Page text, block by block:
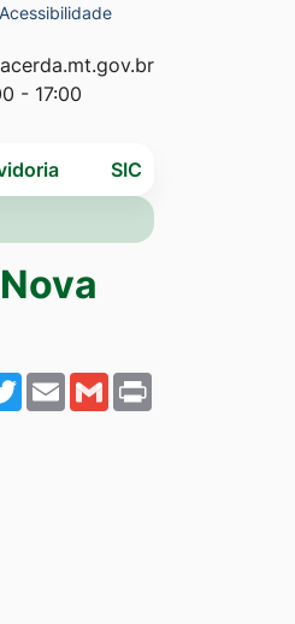
- 17:00
SIC
Twitter
EmailGmail